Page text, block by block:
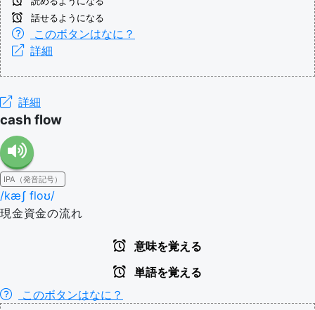
話せるようになる
このボタンはなに？
詳細
詳細
cash flow
IPA（発音記号）
/kæʃ floʊ/
現金資金の流れ
意味を覚える
単語を覚える
このボタンはなに？